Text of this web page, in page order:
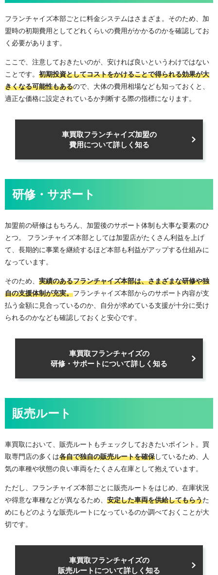
フランチャイズ本部ごとに料金システムはさまざま。そのため、加
盟時の初期費用としてどれくらいの費用がかかるのかを確認してお
く必要があります。
ここで、注意しておきたいのが、安ければ良いというわけではない
ことです。 初期投資としてコストをかけることで得られる効果が大
きくなる可能性もあるので、大体の費用相場なども知っておくと、
適正な価格に設定されているか判断する際の指標になります。
車買取フランチャイズ加盟の
費用について詳しく知る
研修・サポート
加盟前の研修はもちろん、加盟後のサポート体制も大事な要素のひ
とつ。 フランチャイズ本部としては加盟店がたくさん利益を上げ
て、長期的に事業を継続するほど本部も利益がアップする仕組みに
なっています。
そのため、 実績のあるフランチャイズ本部は、さまざまな研修や独
自の支援体制が充実。フランチャイズ本部からのサポート内容が支
払う金額に見合っているのか、自分が求めている支援が十分に受け
られるのかなども確認しておくと安心です。
車買取フランチャイズの
研修・サポートについて詳しく知る
販売ルート
車買取において、販売ルートもチェックしておきたいポイント。買
取専門店の多くは各自で独自の販売ルートを確保しているため、人
気の車種や状態の良い車両をたくさん在庫として抱えています。
ただし、フランチャイズ本部ごとに販売ルートをはじめ、在庫状況
や得意な車種などが異なるため、 安定した車両を供給してもらうた
めにもどのような販売ルートになっているのか調べておくことが大
切です。
車買取フランチャイズの
販売ルートについて詳しく知る